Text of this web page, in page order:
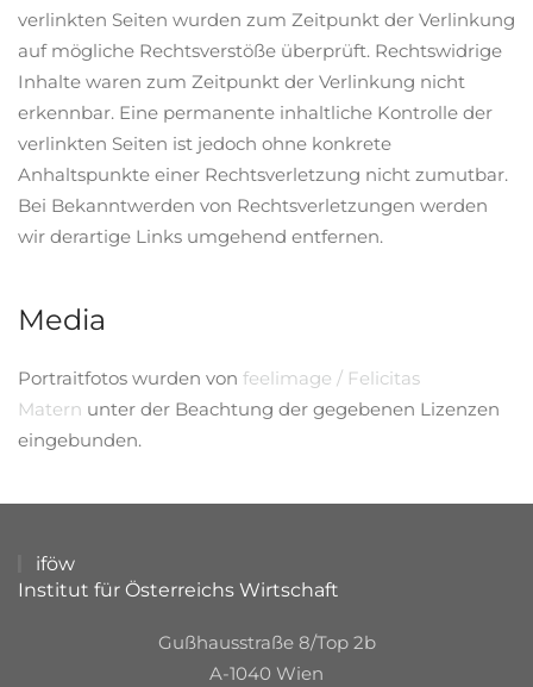
verlinkten Seiten wurden zum Zeitpunkt der Verlinkung
auf mögliche Rechtsverstöße überprüft. Rechtswidrige
Inhalte waren zum Zeitpunkt der Verlinkung nicht
erkennbar. Eine permanente inhaltliche Kontrolle der
verlinkten Seiten ist jedoch ohne konkrete
Anhaltspunkte einer Rechtsverletzung nicht zumutbar.
Bei Bekanntwerden von Rechtsverletzungen werden
wir derartige Links umgehend entfernen.
Media
Portraitfotos wurden von feelimage / Felicitas
Matern unter der Beachtung der gegebenen Lizenzen
eingebunden.
iföw
Institut für Österreichs Wirtschaft
Gußhausstraße 8/Top 2b
A-1040 Wien